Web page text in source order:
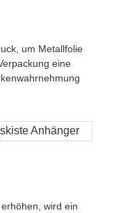
um Metallfolie
eine
wird ein